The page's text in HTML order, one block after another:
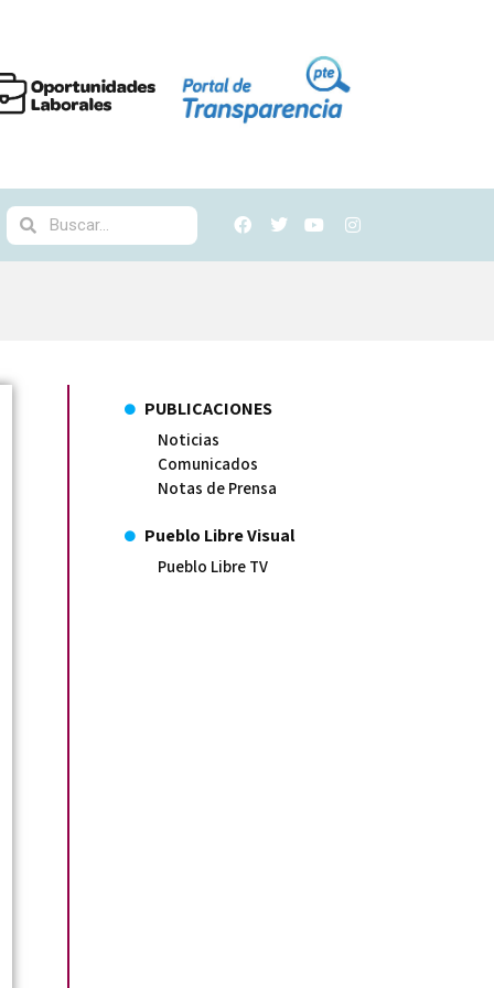
PUBLICACIONES
Noticias
Comunicados
Notas de Prensa
Pueblo Libre Visual
Pueblo Libre TV